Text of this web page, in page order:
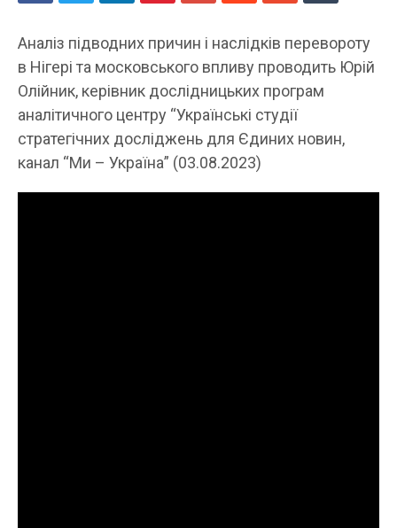
Аналіз підводних причин і наслідків перевороту
в Нігері та московського впливу проводить Юрій
Олійник, керівник дослідницьких програм
аналітичного центру “Українські студії
стратегічних досліджень для Єдиних новин,
канал “Ми – Україна” (03.08.2023)